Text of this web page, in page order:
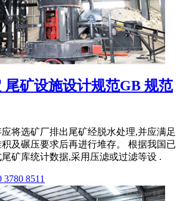
尾矿设施设计规范GB 规范
将选矿厂排出尾矿经脱水处理,并应满足
及碾压要求后再进行堆存。 根据我国已
矿库统计数据,采用压滤或过滤等设 .
8511